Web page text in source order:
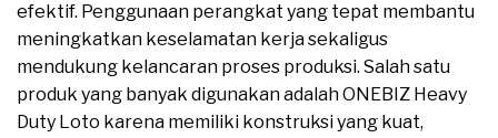
efektif. Penggunaan perangkat yang tepat membantu
meningkatkan keselamatan kerja sekaligus
mendukung kelancaran proses produksi. Salah satu
produk yang banyak digunakan adalah ONEBIZ Heavy
Duty Loto karena memiliki konstruksi yang kuat,